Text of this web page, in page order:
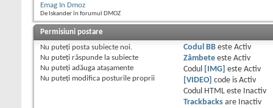
Emag In Dmoz
De Iskander în forumul DMOZ
Permisiuni postare
Nu puteţi posta subiecte noi.
Nu puteţi răspunde la subiecte
Nu puteţi adăuga ataşamente
Nu puteţi modifica posturile proprii
Codul BBeste Activ
Zâmbeteeste Activ
Codul
[IMG] este Activ
[VIDEO] code is Activ
Codul HTML este
Inactiv
Trackbacksare
Inactiv